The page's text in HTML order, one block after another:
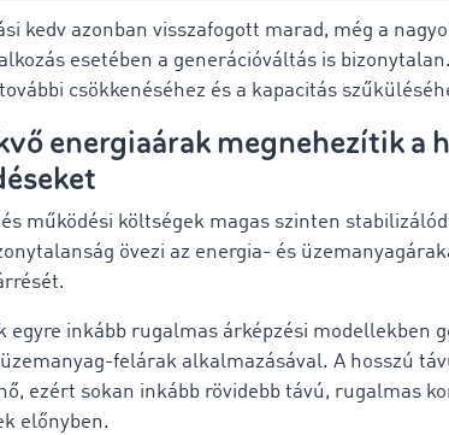
kedv azonban visszafogott marad, még a
esetében a generációváltás is
csökkenéséhez és a kapacitás
energiaárak megnehezítik a
működési költségek magas szinten
övezi az energia- és
egyre inkább rugalmas árképzési modellekben
felárak alkalmazásával. A hosszú
ezért sokan inkább rövidebb távú, rugalmas
előnyben.